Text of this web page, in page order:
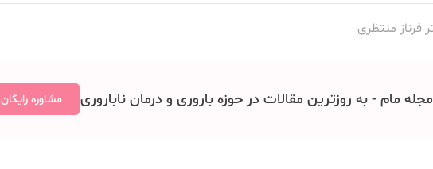
مجله مام - به روزترین مقالات در حوزه باروری و درمان ناباروری مشاوره رایگان